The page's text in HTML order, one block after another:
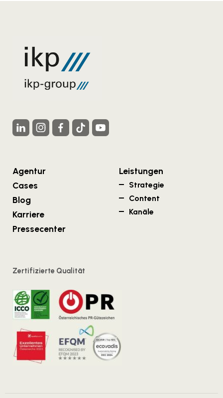
Agentur
Cases
Blog
Karriere
Pressecenter
Leistungen
Strategie
Content
Kanäle
Zertifizierte Qualität